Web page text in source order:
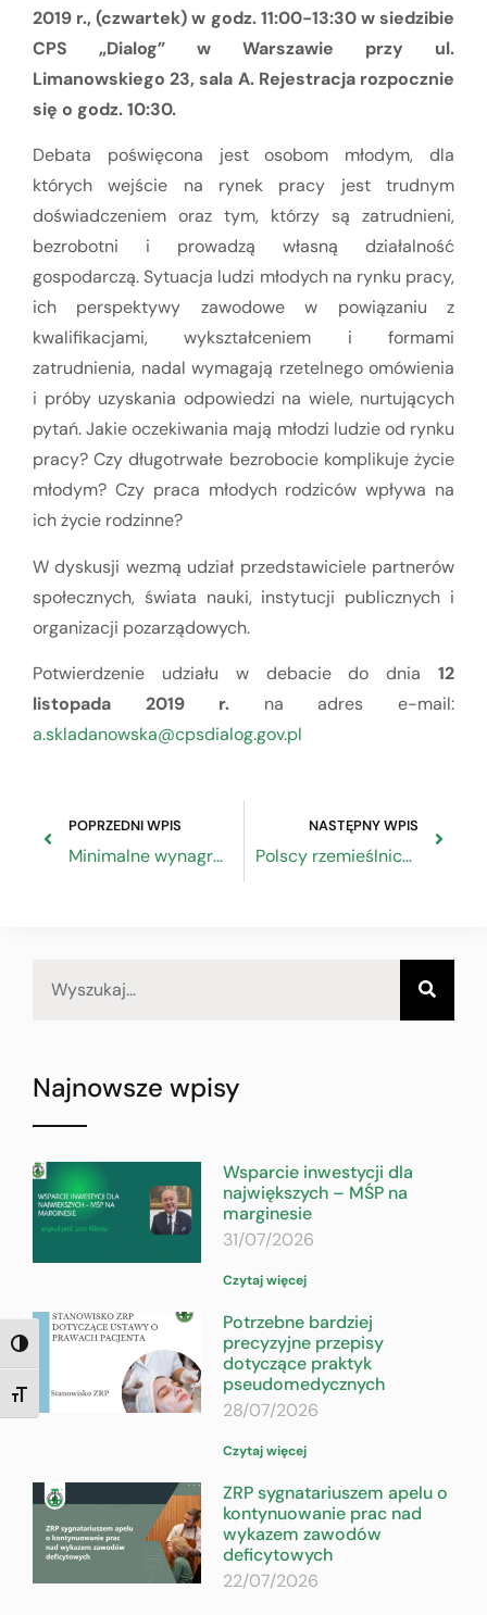
TOGGLE HIGH CONTRAST
TOGGLE FONT SIZE
2019 r., (czwartek) w godz. 11:00-13:30 w siedzibie
CPS „Dialog” w Warszawie przy ul.
Limanowskiego 23, sala A. Rejestracja rozpocznie
się o godz. 10:30.
Debata poświęcona jest osobom młodym, dla
których wejście na rynek pracy jest trudnym
doświadczeniem oraz tym, którzy są zatrudnieni,
bezrobotni i prowadzą własną działalność
gospodarczą. Sytuacja ludzi młodych na rynku pracy,
ich perspektywy zawodowe w powiązaniu z
kwalifikacjami, wykształceniem i formami
zatrudnienia, nadal wymagają rzetelnego omówienia
i próby uzyskania odpowiedzi na wiele, nurtujących
pytań. Jakie oczekiwania mają młodzi ludzie od rynku
pracy? Czy długotrwałe bezrobocie komplikuje życie
młodym? Czy praca młodych rodziców wpływa na
ich życie rodzinne?
W dyskusji wezmą udział przedstawiciele partnerów
społecznych, świata nauki, instytucji publicznych i
organizacji pozarządowych.
Potwierdzenie udziału w debacie do dnia 12
listopada 2019 r. na adres e-mail:
a.skladanowska@cpsdialog.gov.pl
POPRZEDNI WPIS
Minimalne wynagrodzenie w ocenie ekspertów ZRP
NASTĘPNY WPIS
Polscy rzemieślnicy w otoczeniu Przemysłu 4.0 – Ekspert ZRP w Przeglądzie Technicznym
Najnowsze wpisy
Wsparcie inwestycji dla
największych – MŚP na
marginesie
31/07/2026
Czytaj więcej
Potrzebne bardziej
precyzyjne przepisy
dotyczące praktyk
pseudomedycznych
28/07/2026
Czytaj więcej
ZRP sygnatariuszem apelu o
kontynuowanie prac nad
wykazem zawodów
deficytowych
22/07/2026